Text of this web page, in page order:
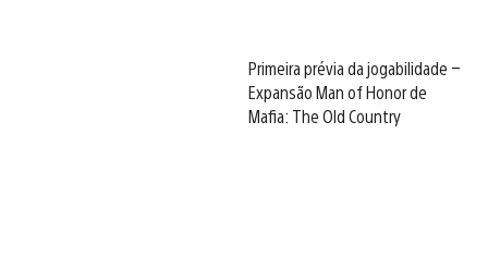
Primeira prévia da jogabilidade –
Expansão Man of Honor de
Mafia: The Old Country